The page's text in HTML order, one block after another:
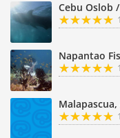
Cebu Oslob
Napantao